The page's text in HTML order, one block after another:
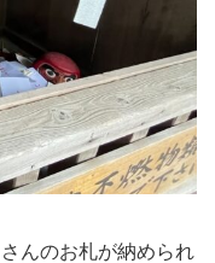
んのお札が納められ